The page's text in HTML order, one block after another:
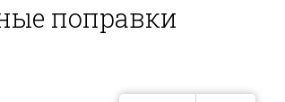
поправки